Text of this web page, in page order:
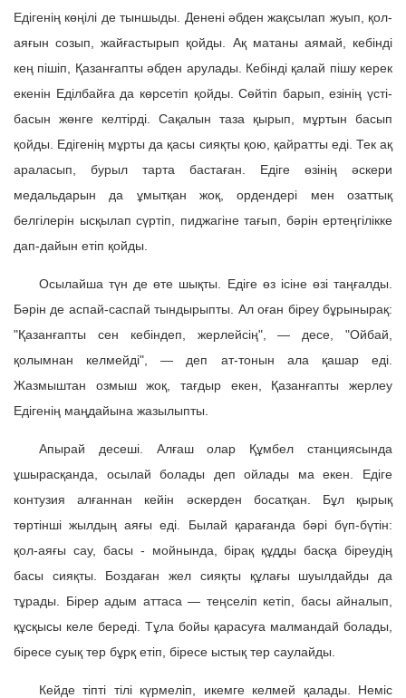
Едігенің көңілі де тыншыды. Денені әбден жақсылап жуып, қол-
аяғын созып, жайғастырып қойды. Ақ матаны аямай, кебінді
кең пішіп, Қазанғапты әбден арулады. Кебінді қалай пішу керек
екенін Еділбайға да көрсетіп қойды. Сөйтіп барып, езінің үсті-
басын жөнге келтірді. Сақалын таза қырып, мұртын басып
қойды. Едігенің мұрты да қасы сияқты қою, қайратты еді. Тек ақ
араласып, бурыл тарта бастаған. Едіге өзінің әскери
медальдарын да ұмытқан жоқ, ордендері мен озаттық
белгілерін ысқылап сүртіп, пиджагіне тағып, бәрін ертеңгілікке
дап-дайын етіп қойды.
Осылайша түн де өте шықты. Едіге өз ісіне өзі таңғалды.
Бәрін де аспай-саспай тындырыпты. Ал оған біреу бұрынырақ:
"Қазанғапты сен кебіндеп, жерлейсің", — десе, "Ойбай,
қолымнан келмейді", — деп ат-тонын ала қашар еді.
Жазмыштан озмыш жоқ, тағдыр екен, Қазанғапты жерлеу
Едігенің маңдайына жазылыпты.
Апырай десеші. Алғаш олар Құмбел станциясында
ұшырасқанда, осылай болады деп ойлады ма екен. Едіге
контузия алғаннан кейін әскерден босатқан. Бұл қырық
төртінші жылдың аяғы еді. Былай қарағанда бәрі бүп-бүтін:
қол-аяғы сау, басы - мойнында, бірақ құдды басқа біреудің
басы сияқты. Боздаған жел сияқты құлағы шуылдайды да
тұрады. Бірер адым аттаса — теңселіп кетіп, басы айналып,
құсқысы келе береді. Тұла бойы қарасуға малмандай болады,
біресе суық тер бұрқ етіп, біресе ыстық тер саулайды.
Кейде тіпті тілі күрмеліп, икемге келмей қалады. Неміс